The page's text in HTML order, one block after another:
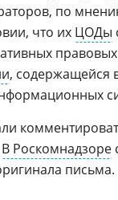
по
что их ЦОДы
правовых
, содержащейся
В Роскомнадзоре
письма.